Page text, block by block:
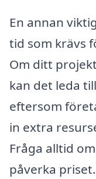
En annan
tid som krävs
Om ditt
kan det leda
eftersom
in extra
Fråga alltid
påverka